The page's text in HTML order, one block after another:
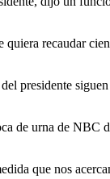
recaudar
presidente
de urna de
que nos